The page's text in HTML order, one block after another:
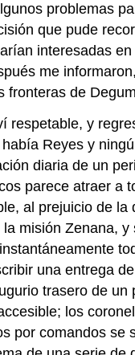
problemas
que pude
interesadas
me
fronteras de
respetable, y
Reyes y
diaria de un
parece atraer a
al prejuicio de la
misión Zenana, y
una entrega
trasero de un
los
por comandos se